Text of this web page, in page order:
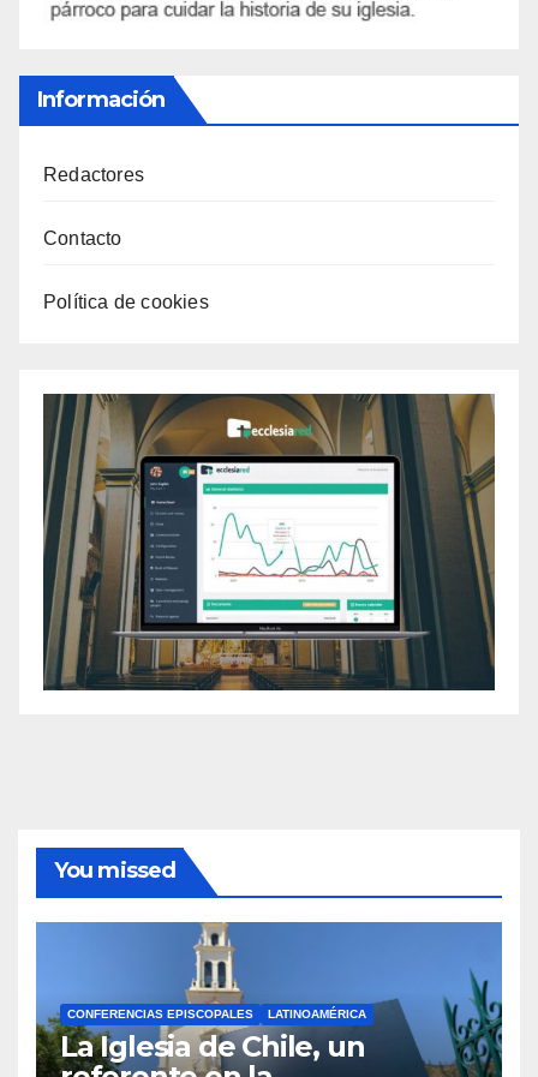
Información
Redactores
Contacto
Política de cookies
You missed
CONFERENCIAS EPISCOPALES LATINOAMÉRICA
La Iglesia de Chile, un